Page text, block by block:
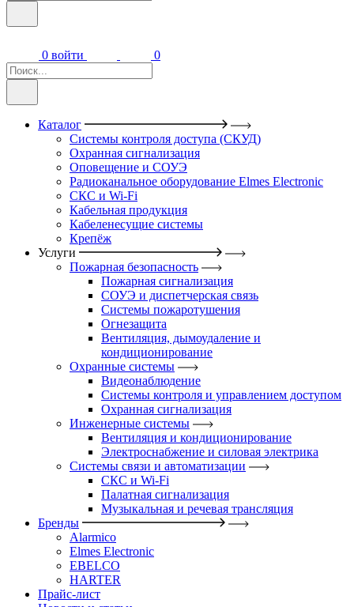
0 войти 0
Каталог
Системы контроля доступа (СКУД)
Охранная сигнализация
Оповещение и СОУЭ
Радиоканальное оборудование Elmes Electronic
СКС и Wi-Fi
Кабельная продукция
Кабеленесущие системы
Крепёж
Услуги
Пожарная безопасность
Пожарная сигнализация
СОУЭ и диспетчерская связь
Системы пожаротушения
Огнезащита
Вентиляция, дымоудаление и
кондиционирование
Охранные системы
Видеонаблюдение
Системы контроля и управлением доступом
Охранная сигнализация
Инженерные системы
Вентиляция и кондиционирование
Электроснабжение и силовая электрика
Системы связи и автоматизации
СКС и Wi-Fi
Палатная сигнализация
Музыкальная и речевая трансляция
Бренды
Alarmico
Elmes Electronic
EBELCO
HARTER
Прайс-лист